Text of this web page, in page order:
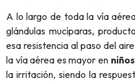
A lo largo de toda la vía
glándulas mucíparas,
esa resistencia al paso del
la vía aérea es mayor en niños
la irritación, siendo la